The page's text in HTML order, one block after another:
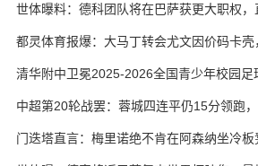
世体曝料：德科团队将在巴萨获更大职权，
都灵体育报爆：大马丁转会尤文因价码卡
艳与维卡里奥
清华附中卫冕2025-2026全国青少年校园足
中超第20轮战罢：蓉城四连平仍15分领跑
门迭塔直言：梅里诺绝不肯在阿森纳坐冷
考虑另寻出路